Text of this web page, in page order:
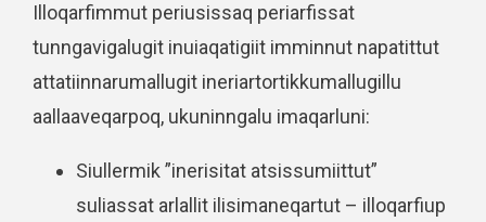
Illoqarfimmut periusissaq periarfissat
tunngavigalugit inuiaqatigiit imminnut napatittut
attatiinnarumallugit ineriartortikkumallugillu
aallaaveqarpoq, ukuninngalu imaqarluni:
Siullermik ”inerisitat atsissumiittut”
suliassat arlallit ilisimaneqartut – illoqarfiup